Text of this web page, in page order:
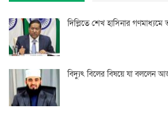
দিল্লিতে শেখ হাসিনার
বিদ্যুৎ বিলের বিষয়ে যা বললেন